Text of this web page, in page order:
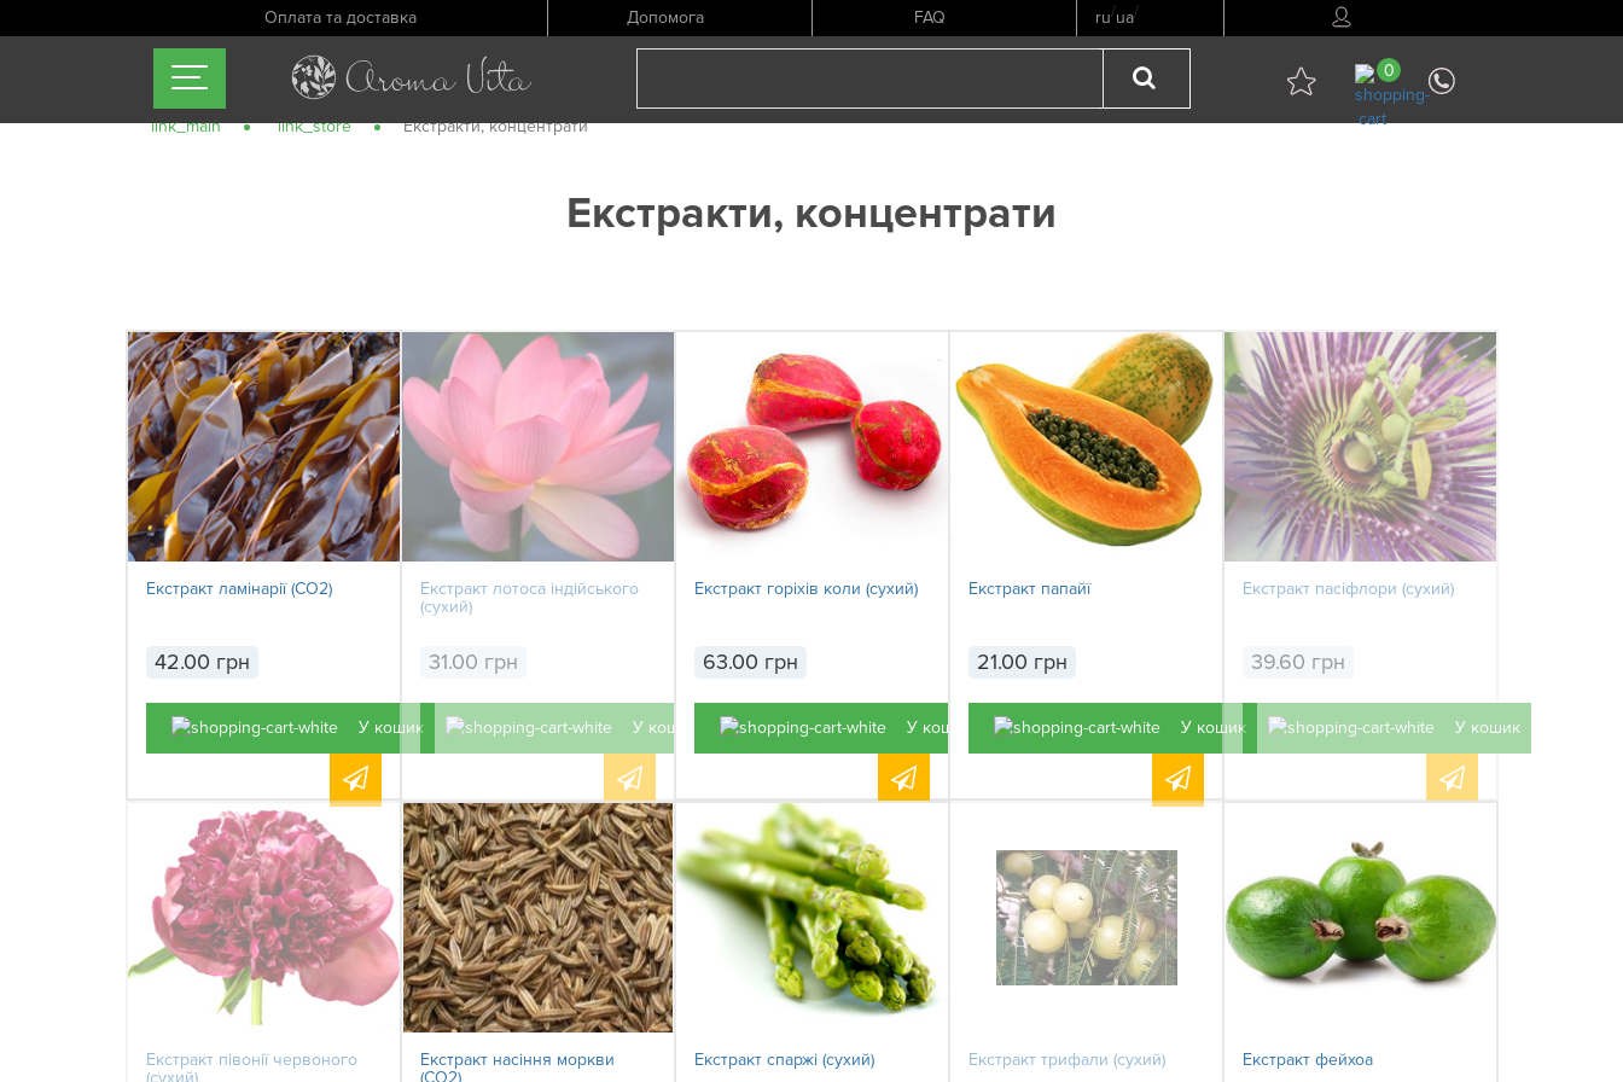
Оплата та доставка Допомога FAQ ru/ua/
0
link_main link_store Екстракти, концентрати
Екстракти, концентрати
Екстракт ламінарії (СО2)
42.00 грн
У кошик
Екстракт лотоса індійського
(сухий)
31.00 грн
У кошик
Екстракт горіхів коли (сухий)
63.00 грн
У кошик
Екстракт папайї
21.00 грн
У кошик
Екстракт пасіфлори (сухий)
39.60 грн
У кошик
Екстракт півонії червоного
(сухий)
Екстракт насіння моркви
(СО2)
Екстракт спаржі (сухий) Екстракт трифали (сухий) Екстракт фейхоа